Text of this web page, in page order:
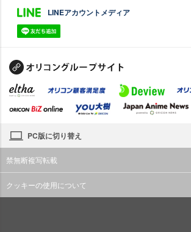
LINEアカウントメディア
PC版に切り替え
禁無断複写転載
クッキーの使用について